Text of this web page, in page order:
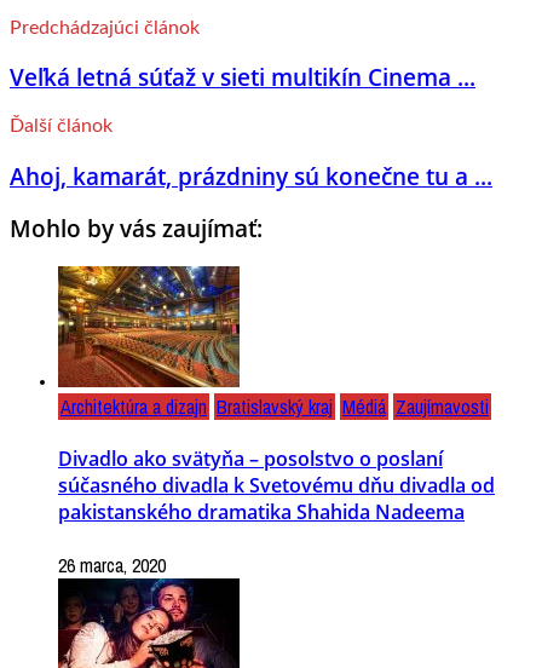
Predchádzajúci článok
Veľká letná súťaž v sieti multikín Cinema ...
Ďalší článok
Ahoj, kamarát, prázdniny sú konečne tu a ...
Mohlo by vás zaujímať:
Architektúra a dizajn Bratislavský kraj Médiá Zaujímavosti
Divadlo ako svätyňa – posolstvo o poslaní
súčasného divadla k Svetovému dňu divadla od
pakistanského dramatika Shahida Nadeema
26 marca, 2020